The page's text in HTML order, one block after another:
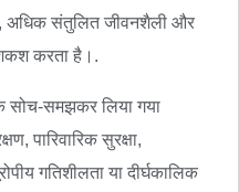
अधिक संतुलित जीवनशैली और
करता है।.
सोच-समझकर लिया गया
पारिवारिक सुरक्षा,
गतिशीलता या दीर्घकालिक